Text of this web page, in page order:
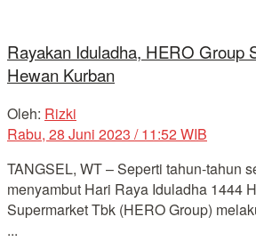
Rayakan Iduladha, HERO Group
Hewan Kurban
Oleh: Rizki
Rabu, 28 Juni 2023 / 11:52 WIB
TANGSEL, WT – Seperti tahun-tahun
menyambut Hari Raya Iduladha 1444
Supermarket Tbk (HERO Group)
...